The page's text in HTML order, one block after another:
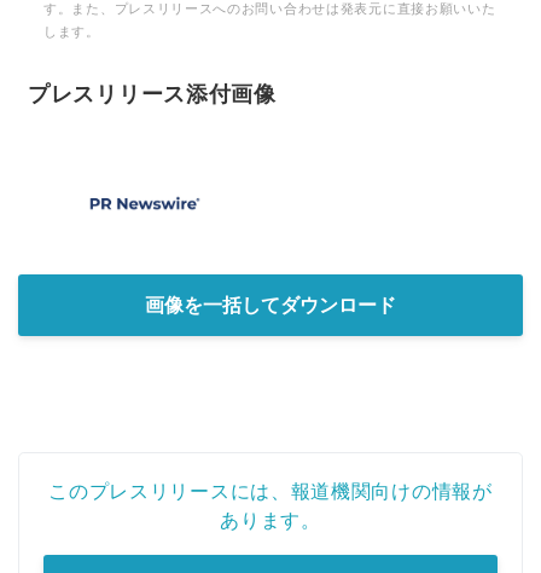
す。また、プレスリリースへのお問い合わせは発表元に直接お願いいた
します。
プレスリリース添付画像
画像を一括してダウンロード
このプレスリリースには、報道機関向けの情報が
あります。